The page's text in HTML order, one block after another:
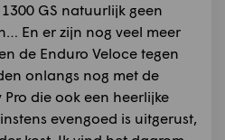
GS natuurlijk geen
En er zijn nog veel meer
de Enduro Veloce tegen
onlangs nog met de
Pro die ook een heerlijke
evengoed is uitgerust,